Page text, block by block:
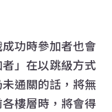
功時參加者也會
」在以跳級方式
通關的話，將無
樓層時，將會得